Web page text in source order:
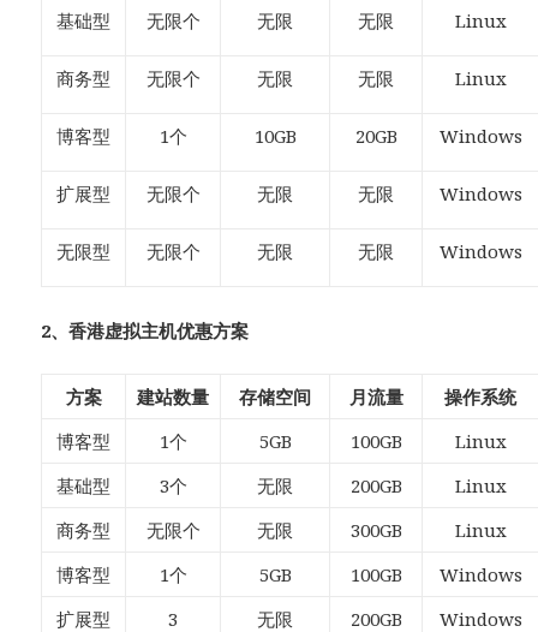
基础型 无限个 无限 无限 Linux
商务型 无限个 无限 无限 Linux
博客型 1个 10GB 20GB Windows
扩展型 无限个 无限 无限 Windows
无限型 无限个 无限 无限 Windows
2、香港虚拟主机优惠方案
方案 建站数量 存储空间 月流量
操作系统
博客型
1个 5GB 100GB
Linux
基础型
3个 无限 200GB
Linux
商务型
无限个 无限 300GB
Linux
博客型
1个 5GB 100GB
Windows
扩展型
3 无限 200GB
Windows